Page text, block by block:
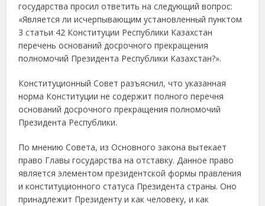
государства просил ответить на следующий вопрос:
«Является ли исчерпывающим установленный пунктом
3 статьи 42 Конституции Республики Казахстан
перечень оснований досрочного прекращения
полномочий Президента Республики Казахстан?».
Конституционный Совет разъяснил, что указанная
норма Конституции не содержит полного перечня
оснований досрочного прекращения полномочий
Президента Республики.
По мнению Совета, из Основного закона вытекает
право Главы государства на отставку. Данное право
является элементом президентской формы правления
и конституционного статуса Президента страны. Оно
принадлежит Президенту и как человеку, и как